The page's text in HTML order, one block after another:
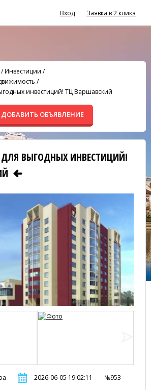
Вход Заявка в 2 клика
/Инвестиции /
/
инвестиций! ТЦ Варшавский
ДОБАВИТЬ ОБЪЯВЛЕНИЕ
ВЫГОДНЫХ ИНВЕСТИЦИЙ!
2026-06-05 19:02:11 №953